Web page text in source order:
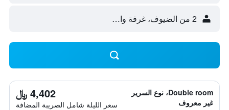
2 من الضيوف، غرفة واحدة
Double room، نوع السرير
غير معروف
4,402 ﷼
سعر الليلة شامل الصريبة المضافة